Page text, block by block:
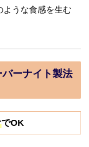
ような食感を生む
ーナイト製法
でOK